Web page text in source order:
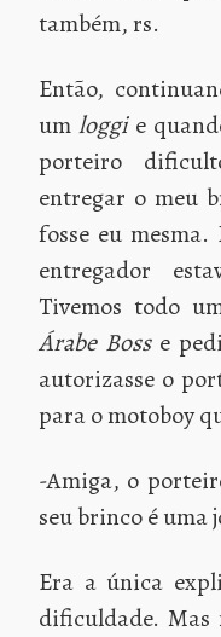
também, rs.
Então,
umloggie
porteiro
entregar o meu
fosse eu
entregador
Tivemos todo
Árabe Bosse
autorizasse o
para o motoboy
-Amiga, o
seu brinco é uma
Era a única
dificuldade. Mas